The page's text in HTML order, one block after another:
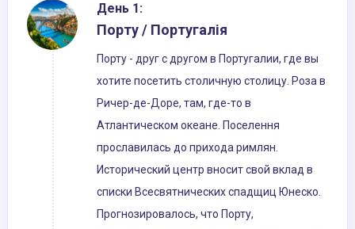
День 1:
Порту / Португалія
Порту - друг с другом в Португалии, где вы
хотите посетить столичную столицу. Роза в
Ричер-де-Доре, там, где-то в
Атлантическом океане. Поселення
прославилась до прихода римлян.
Исторический центр вносит свой вклад в
списки Всесвятнических спадщиц Юнеско.
Прогнозировалось, что Порту,